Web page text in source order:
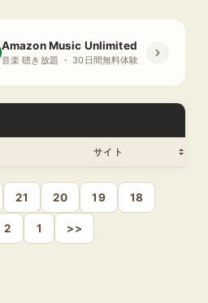
Amazon Music Unlimited
音楽 聴き放題 ・ 30日間無料体験
サイト
21 20 19 18
2 1 >>